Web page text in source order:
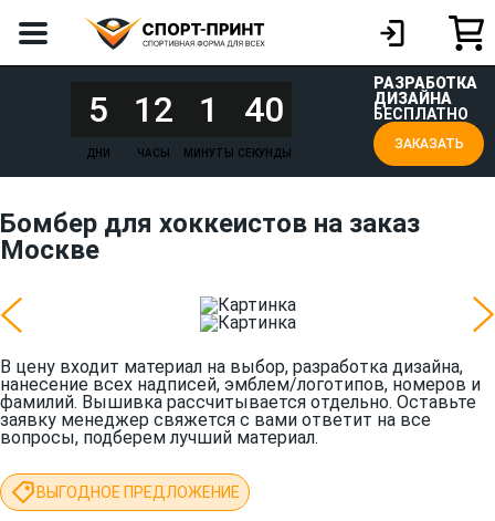
5
ДНИ
12
ЧАСЫ
1
МИНУТЫ
40
СЕКУНДЫ
РАЗРАБОТКА
ДИЗАЙНА
БЕСПЛАТНО
ЗАКАЗАТЬ
Бомбер для хоккеистов на заказ
Москве
В цену входит материал на выбор, разработка дизайна,
нанесение всех надписей, эмблем/логотипов, номеров и
фамилий. Вышивка рассчитывается отдельно. Оставьте
заявку менеджер свяжется с вами ответит на все
вопросы, подберем лучший материал.
ВЫГОДНОЕ ПРЕДЛОЖЕНИЕ